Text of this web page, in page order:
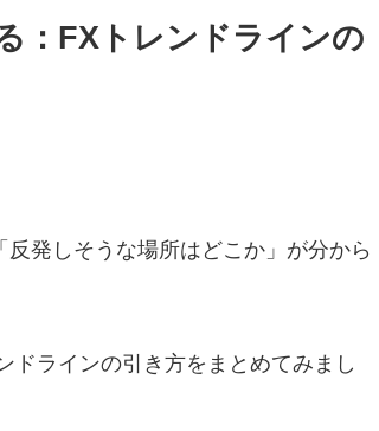
：FXトレンドラインの
発しそうな場所はどこか」が分から
ドラインの引き方をまとめてみまし